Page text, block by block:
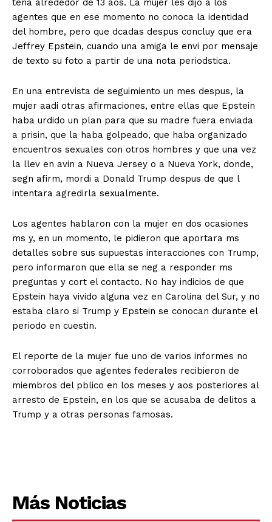
tena alrededor de 13 aos. La mujer les dijo a los
agentes que en ese momento no conoca la identidad
del hombre, pero que dcadas despus concluy que era
Jeffrey Epstein, cuando una amiga le envi por mensaje
de texto su foto a partir de una nota periodstica.
En una entrevista de seguimiento un mes despus, la
mujer aadi otras afirmaciones, entre ellas que Epstein
haba urdido un plan para que su madre fuera enviada
a prisin, que la haba golpeado, que haba organizado
encuentros sexuales con otros hombres y que una vez
la llev en avin a Nueva Jersey o a Nueva York, donde,
segn afirm, mordi a Donald Trump despus de que l
intentara agredirla sexualmente.
Los agentes hablaron con la mujer en dos ocasiones
ms y, en un momento, le pidieron que aportara ms
detalles sobre sus supuestas interacciones con Trump,
pero informaron que ella se neg a responder ms
preguntas y cort el contacto. No hay indicios de que
Epstein haya vivido alguna vez en Carolina del Sur, y no
estaba claro si Trump y Epstein se conocan durante el
periodo en cuestin.
El reporte de la mujer fue uno de varios informes no
corroborados que agentes federales recibieron de
miembros del pblico en los meses y aos posteriores al
arresto de Epstein, en los que se acusaba de delitos a
Trump y a otras personas famosas.
Más Noticias